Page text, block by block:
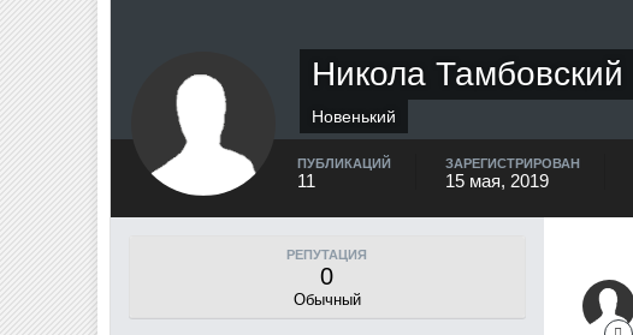
Никола Тамбовский
Новенький
ПУБЛИКАЦИЙ
11
ЗАРЕГИСТРИРОВАН
15 мая, 2019
РЕПУТАЦИЯ
0
Обычный